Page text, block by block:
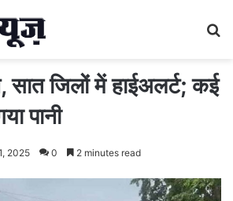
सात जिलों में हाईअलर्ट; कई
पानी
2025 0 2 minutes read